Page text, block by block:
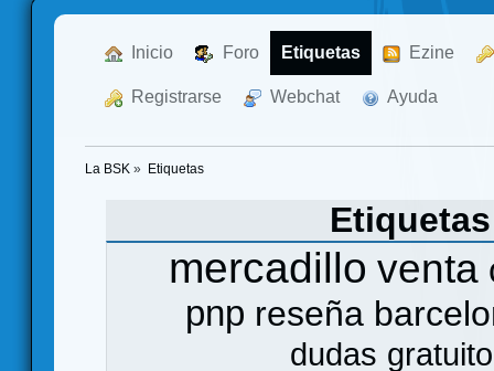
Inicio Foro Etiquetas Ezine
Registrarse Webchat Ayuda
La BSK » Etiquetas
mercadillo venta
pnp reseña
dudas gratuito